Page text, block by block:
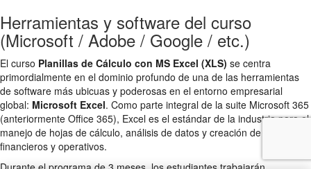
Herramientas y software del curso
(Microsoft / Adobe / Google / etc.)
El curso Planillas de Cálculo con MS Excel (XLS) se centra
primordialmente en el dominio profundo de una de las herramientas
de software más ubicuas y poderosas en el entorno empresarial
global: Microsoft Excel. Como parte integral de la suite Microsoft 365
(anteriormente Office 365), Excel es el estándar de la industria para el
manejo de hojas de cálculo, análisis de datos y creación de modelos
financieros y operativos.